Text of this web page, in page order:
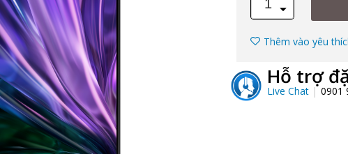
Thêm vào yêu
Hỗ trợ
Live Chat 0901